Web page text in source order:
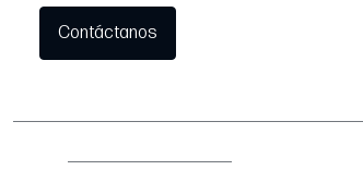
Contáctanos